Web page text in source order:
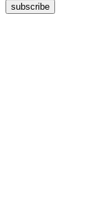
subscribe